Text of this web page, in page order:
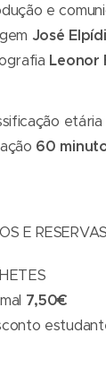
e
José
Leonor
etária
60
E RESERVAS
7,50€